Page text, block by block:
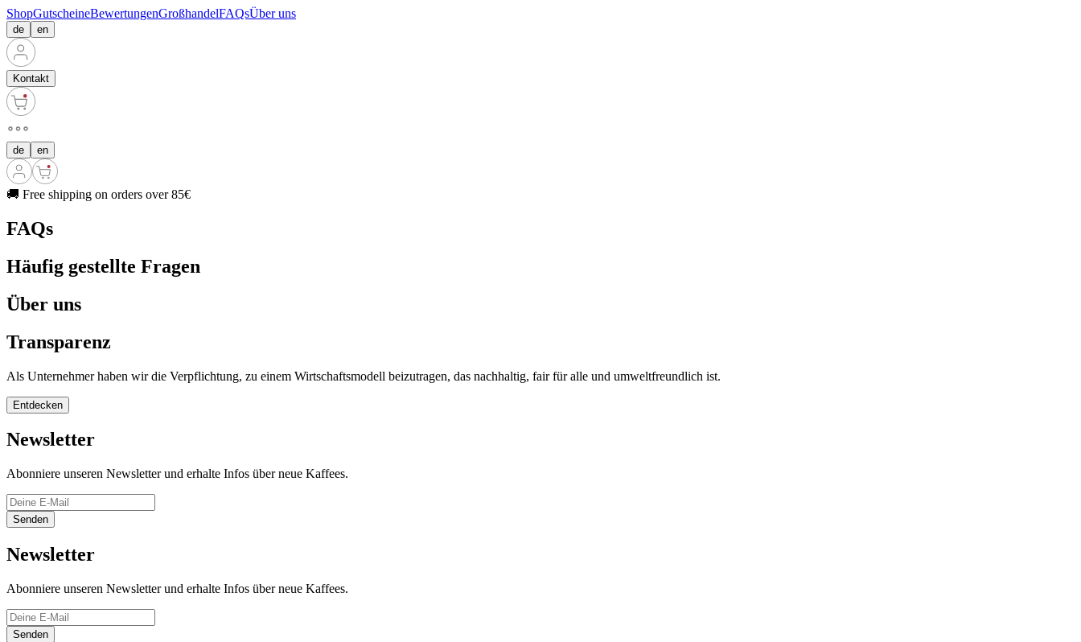
ShopGutscheineBewertungenGroßhandelFAQsÜber uns
de en
Kontakt
de en
🚚 Free shipping on orders over 85€
FAQs
Häufig gestellte Fragen
Über uns
Transparenz
Als Unternehmer haben wir die Verpflichtung, zu einem Wirtschaftsmodell beizutragen, das nachhaltig, fair für alle und umweltfreundlich ist.
Entdecken
Newsletter
Abonniere unseren Newsletter und erhalte Infos über neue Kaffees.
Senden
Newsletter
Abonniere unseren Newsletter und erhalte Infos über neue Kaffees.
Senden